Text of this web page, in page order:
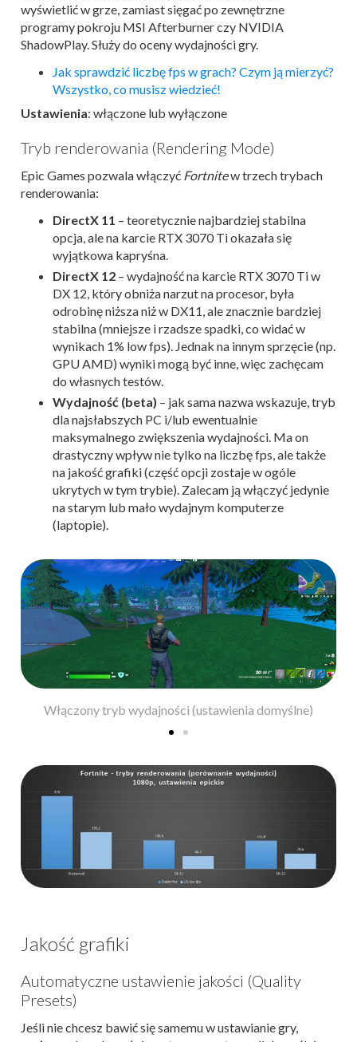
wyświetlić w grze, zamiast sięgać po zewnętrzne
programy pokroju MSI Afterburner czy NVIDIA
ShadowPlay. Służy do oceny wydajności gry.
Jak sprawdzić liczbę fps w grach? Czym ją mierzyć?
Wszystko, co musisz wiedzieć!
Ustawienia: włączone lub wyłączone
Tryb renderowania (Rendering Mode)
Epic Games pozwala włączyć Fortnitew trzech trybach
renderowania:
DirectX 11 – teoretycznie najbardziej stabilna
opcja, ale na karcie RTX 3070 Ti okazała się
wyjątkowa kapryśna.
DirectX 12 – wydajność na karcie RTX 3070 Ti w
DX 12, który obniża narzut na procesor, była
odrobinę niższa niż w DX11, ale znacznie bardziej
stabilna (mniejsze i rzadsze spadki, co widać w
wynikach 1% low fps). Jednak na innym sprzęcie (np.
GPU AMD) wyniki mogą być inne, więc zachęcam
do własnych testów.
Wydajność (beta) – jak sama nazwa wskazuje, tryb
dla najsłabszych PC i/lub ewentualnie
maksymalnego zwiększenia wydajności. Ma on
drastyczny wpływ nie tylko na liczbę fps, ale także
na jakość grafiki (część opcji zostaje w ogóle
ukrytych w tym trybie). Zalecam ją włączyć jedynie
na starym lub mało wydajnym komputerze
(laptopie).
Włączony tryb wydajności (ustawienia domyślne)
Jakość grafiki
Automatyczne ustawienie jakości (Quality
Presets)
Jeśli nie chcesz bawić się samemu w ustawianie gry,